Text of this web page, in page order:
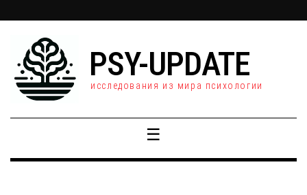
PSY-UPDATE
исследования из мира психологии
☰